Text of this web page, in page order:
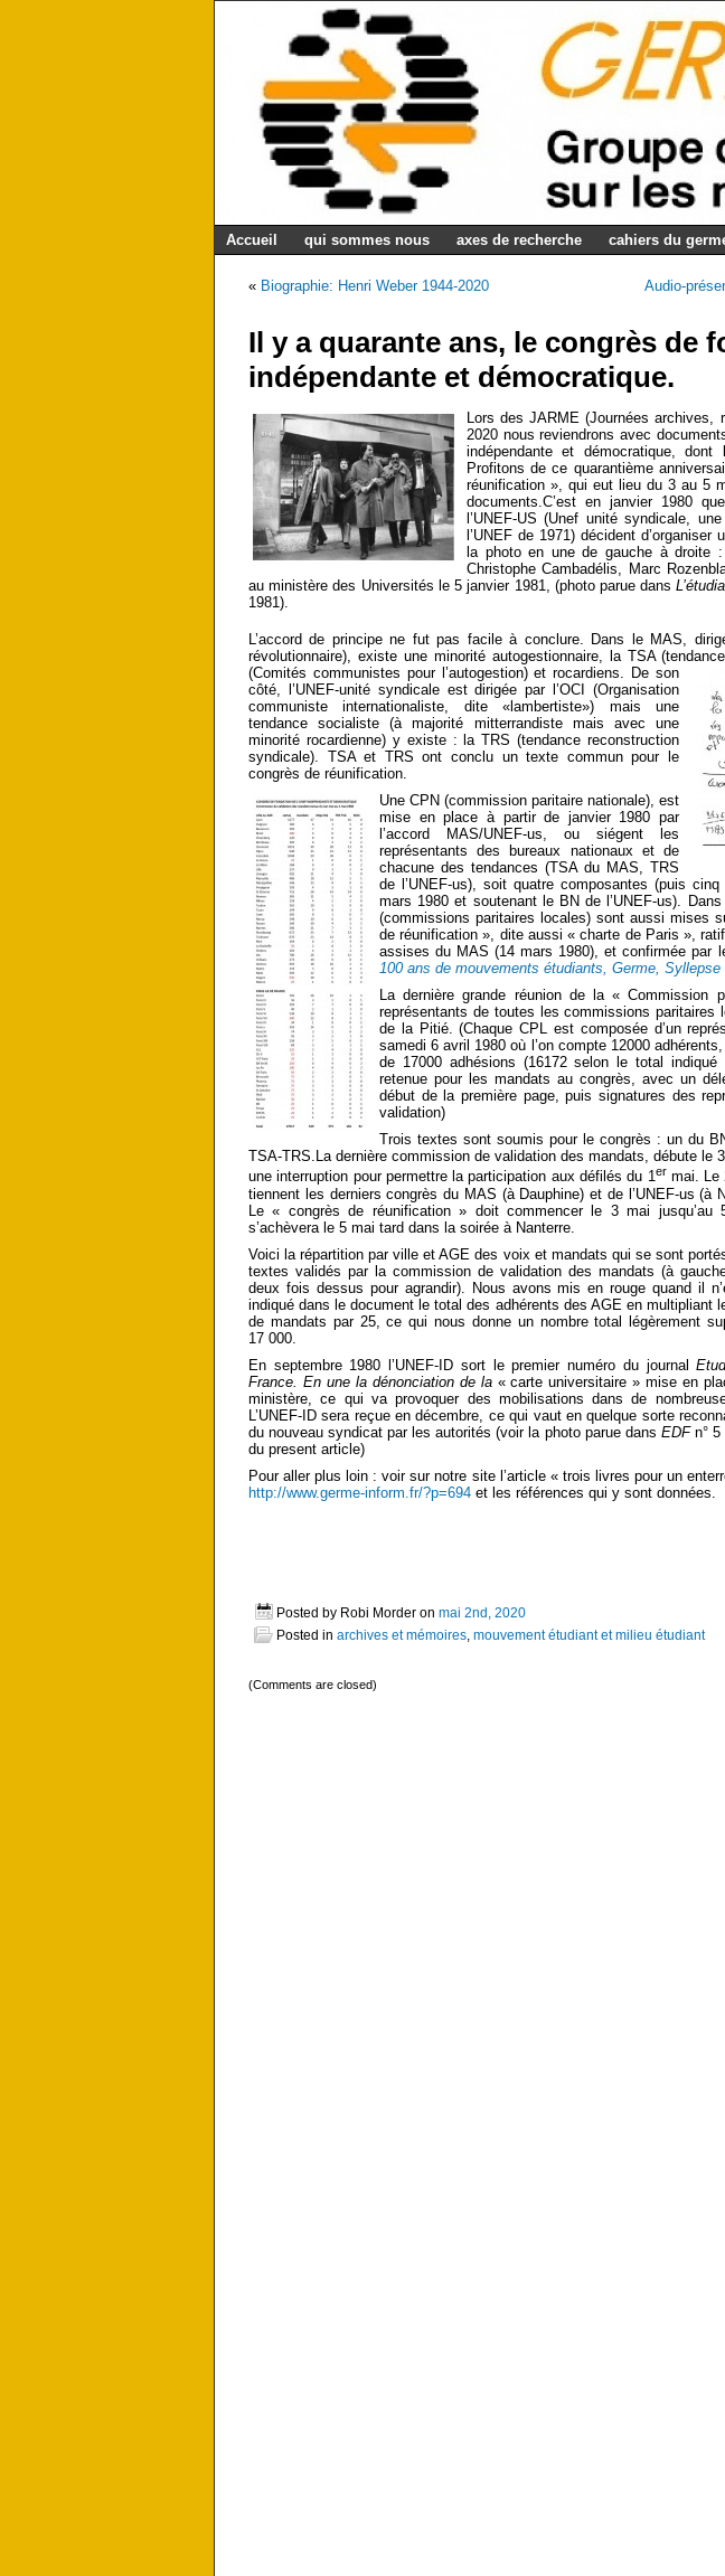
Accueil qui sommes nous axes de recherche cahiers du
« Biographie: Henri Weber 1944-2020
Audio-
Il y a quarante ans, le congrès de
indépendante et démocratique.
Lors des JARME (Journées archives,
2020 nous reviendrons avec
indépendante et démocratique,
Profitons de ce quarantième
réunification », qui eut lieu du 3 au 5
documents.C’est en janvier 1980
l’UNEF-US (Unef unité syndicale,
l’UNEF de 1971) décident
la photo en une de gauche à droite
Christophe Cambadélis, Marc
au ministère des Universités le 5 janvier 1981, (photo parue dans
1981).
L’accord de principe ne fut pas facile à conclure. Dans le MAS,
révolutionnaire), existe une minorité autogestionnaire, la TSA
(Comités communistes pourl’autogestion) et rocardiens. De son
côté, l’UNEF-unité syndicale est dirigée par l’OCI (Organisation
communiste internationaliste, dite «lambertiste») mais une
tendance socialiste (à majorité mitterrandiste mais avec une
minorité rocardienne) y existe : la TRS (tendance reconstruction
syndicale). TSA et TRS ont conclu un texte commun pour le
congrès de réunification.
Une CPN (commission paritaire nationale), est
mise en place à partir de janvier 1980 par
l’accord MAS/UNEF-us, ou siégent les
représentants des bureaux nationaux et de
chacune des tendances (TSA du MAS, TRS
de l’UNEF-us), soit quatre composantes (puis
mars 1980 et soutenant le BN de l’UNEF-us).
(commissions paritaires locales) sont aussi mises
de réunification », dite aussi « charte de Paris »,
assises du MAS (14 mars 1980), et confirmée par
100 ans de mouvements étudiants, Germe, Syllepse
La dernière grande réunion de la « Commission
représentants de toutes les commissions
de la Pitié. (Chaque CPL est composée d’un
samedi 6 avril 1980 où l’on compte 12000
de 17000 adhésions (16172 selon le total
retenue pour les mandats au congrès, avec un
début de la première page, puis signatures des
validation)
Trois textes sont soumis pour le congrès : un du
TSA-TRS.La dernière commission de validation des mandats, débute le
une interruption pourpermettre la participation aux défilés du 1er mai. Le
tiennent les derniers congrès du MAS (à Dauphine) et de l’UNEF-us (à
Le « congrès de réunification » doit commencer le 3 mai jusqu’au
s’achèvera le 5 mai tard dans la soirée à Nanterre.
Voici la répartition par ville et AGE des voix et mandats qui se sont
textes validés par la commission de validation des mandats (à
deux fois dessus pour agrandir). Nous avons mis en rouge quand il
indiqué dans le document le total des adhérents des AGE en multipliant
de mandats par 25, ce qui nous donne un nombre total légèrement
17 000.
En septembre 1980 l’UNEF-ID sort le premier numéro du journal
France. En une la dénonciation de la« carte universitaire » mise en
ministère, ce qui va provoquer des mobilisations dans de
L’UNEF-ID sera reçue en décembre, ce qui vaut en quelque sorte
du nouveau syndicat par les autorités (voir la photo parue dans EDFn° 5
du present article)
Pour aller plus loin : voir sur notre site l’article « trois livres pour un
http://www.germe-inform.fr/?p=694 et les références qui y sont données.
Posted by Robi Morder on mai 2nd, 2020
Posted in archives et mémoires mouvement étudiant et milieu étudiant
(Comments are closed)